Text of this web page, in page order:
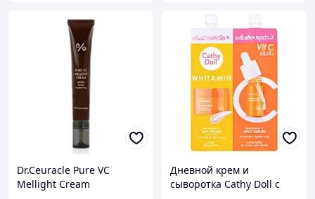
Dr.Ceuracle Pure VC
Mellight Cream
Дневной крем и
сыворотка Cathy Doll с